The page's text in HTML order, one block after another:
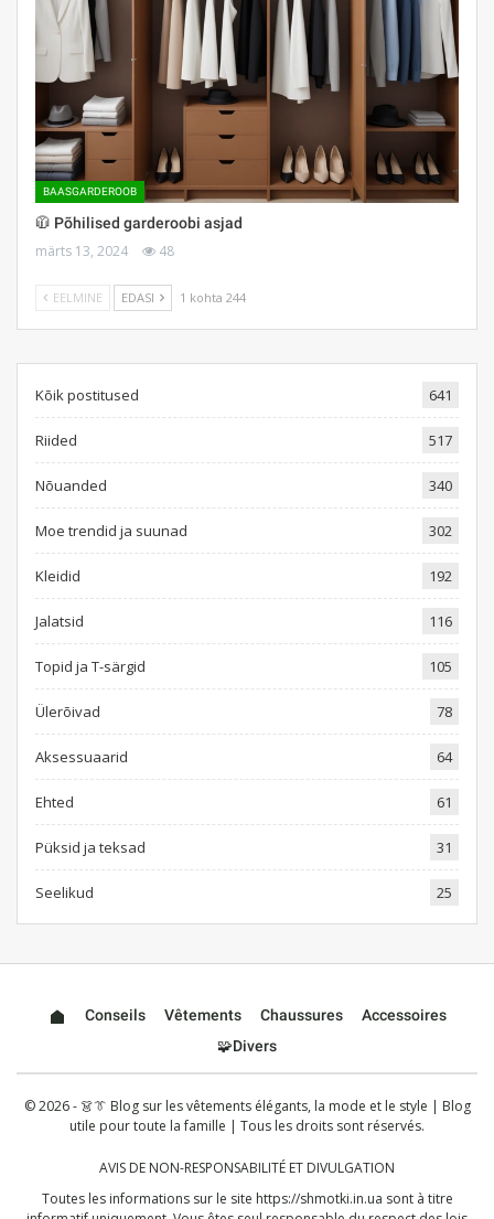
BAASGARDEROOB
🧥 Põhilised garderoobi asjad
märts 13, 2024 48
EELMINE EDASI 1 kohta 244
Kõik postitused 641
Riided 517
Nõuanded 340
Moe trendid ja suunad 302
Kleidid 192
Jalatsid 116
Topid ja T-särgid 105
Ülerõivad 78
Aksessuaarid 64
Ehted 61
Püksid ja teksad 31
Seelikud 25
Conseils Vêtements Chaussures
Accessoires
🧩Divers
© 2026 - 👗👔 Blog sur les vêtements élégants, la mode et le style | Blog
utile pour toute la famille | Tous les droits sont réservés.
AVIS DE NON-RESPONSABILITÉ ET DIVULGATION
Toutes les informations sur le site https://shmotki.in.ua sont à titre